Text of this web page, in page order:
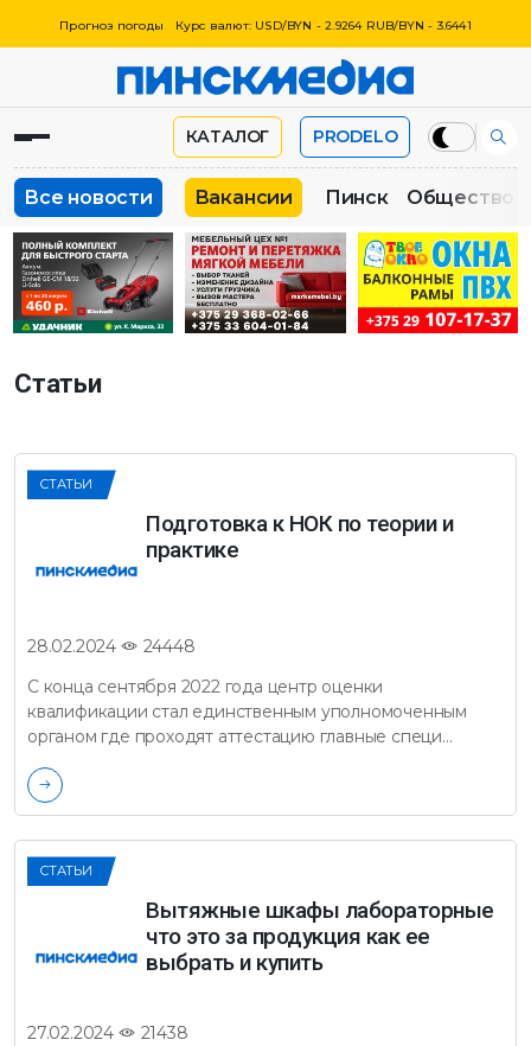
Прогноз погоды Курс валют: USD/BYN - 2.9264 RUB/BYN - 3.6441
КАТАЛОГ PRODELO
Все новости Вакансии Пинск Общество
Статьи
СТАТЬИ
Подготовка к НОК по теории и
практике
28.02.2024
24448
С конца сентября 2022 года центр оценки
квалификации стал единственным уполномоченным
органом где проходят аттестацию главные специ...
СТАТЬИ
Вытяжные шкафы лабораторные
что это за продукция как ее
выбрать и купить
27.02.2024
21438